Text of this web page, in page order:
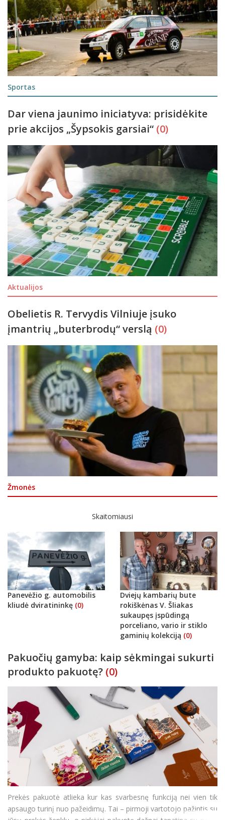
Sportas
Dar viena jaunimo iniciatyva: prisidėkite
prie akcijos „Šypsokis garsiai“ (0)
Aktualijos
Obelietis R. Tervydis Vilniuje įsuko
įmantrių „buterbrodų“ verslą (0)
Žmonės
Skaitomiausi
Panevėžio g. automobilis
kliudė dviratininkę (0)
Dviejų kambarių bute
rokiškėnas V. Šliakas
sukaupęs įspūdingą
porceliano, vario ir stiklo
gaminių kolekciją (0)
Pakuočių gamyba: kaip sėkmingai sukurti
produkto pakuotę? (0)
Prekės pakuotė atlieka kur kas svarbesnę funkciją nei vien tik
apsaugo turinį nuo pažeidimų. Tai – pirmoji vartotojo pažintis su